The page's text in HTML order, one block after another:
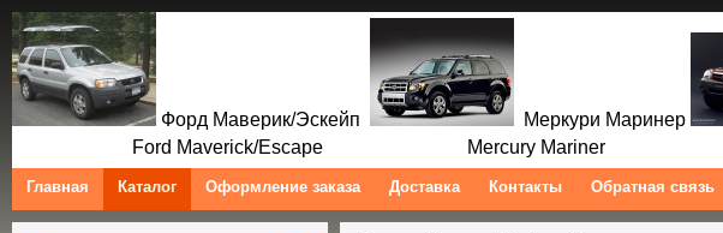
Форд Маверик/Эскейп Меркури Маринер
Ford Maverick/Escape Mercury Mariner
Главная Каталог Оформление заказа Доставка Контакты Обратная связь